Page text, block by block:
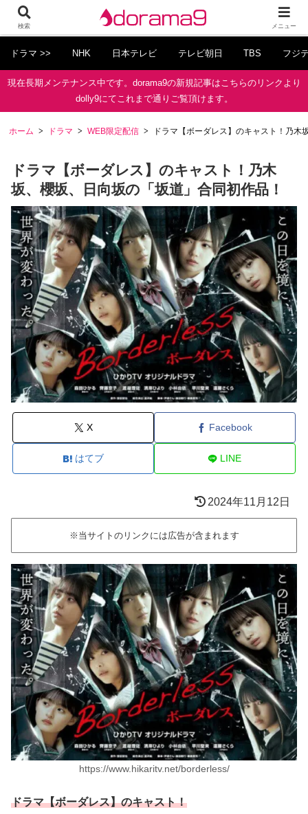
ドラマ >> NHK 日本テレビ テレビ朝日 TBS フジ
現在長期メンテナンス中です。dorama9の新規記事はこちらのリンクより
dolly9にてこれまで通りご覧頂けます。
ホーム ドラマ WEB限定配信 ドラマ【ボーダレス】のキャスト！乃
ドラマ【ボーダレス】のキャスト！乃木
坂、櫻坂、日向坂の「坂道」合同初作品！
X Facebook
はてブ LINE
2024年11月12日
※当サイトのリンクには広告が含まれます
https://www.hikaritv.net/borderless/
ドラマ【ボーダレス】のキャスト！
検索 メニュー